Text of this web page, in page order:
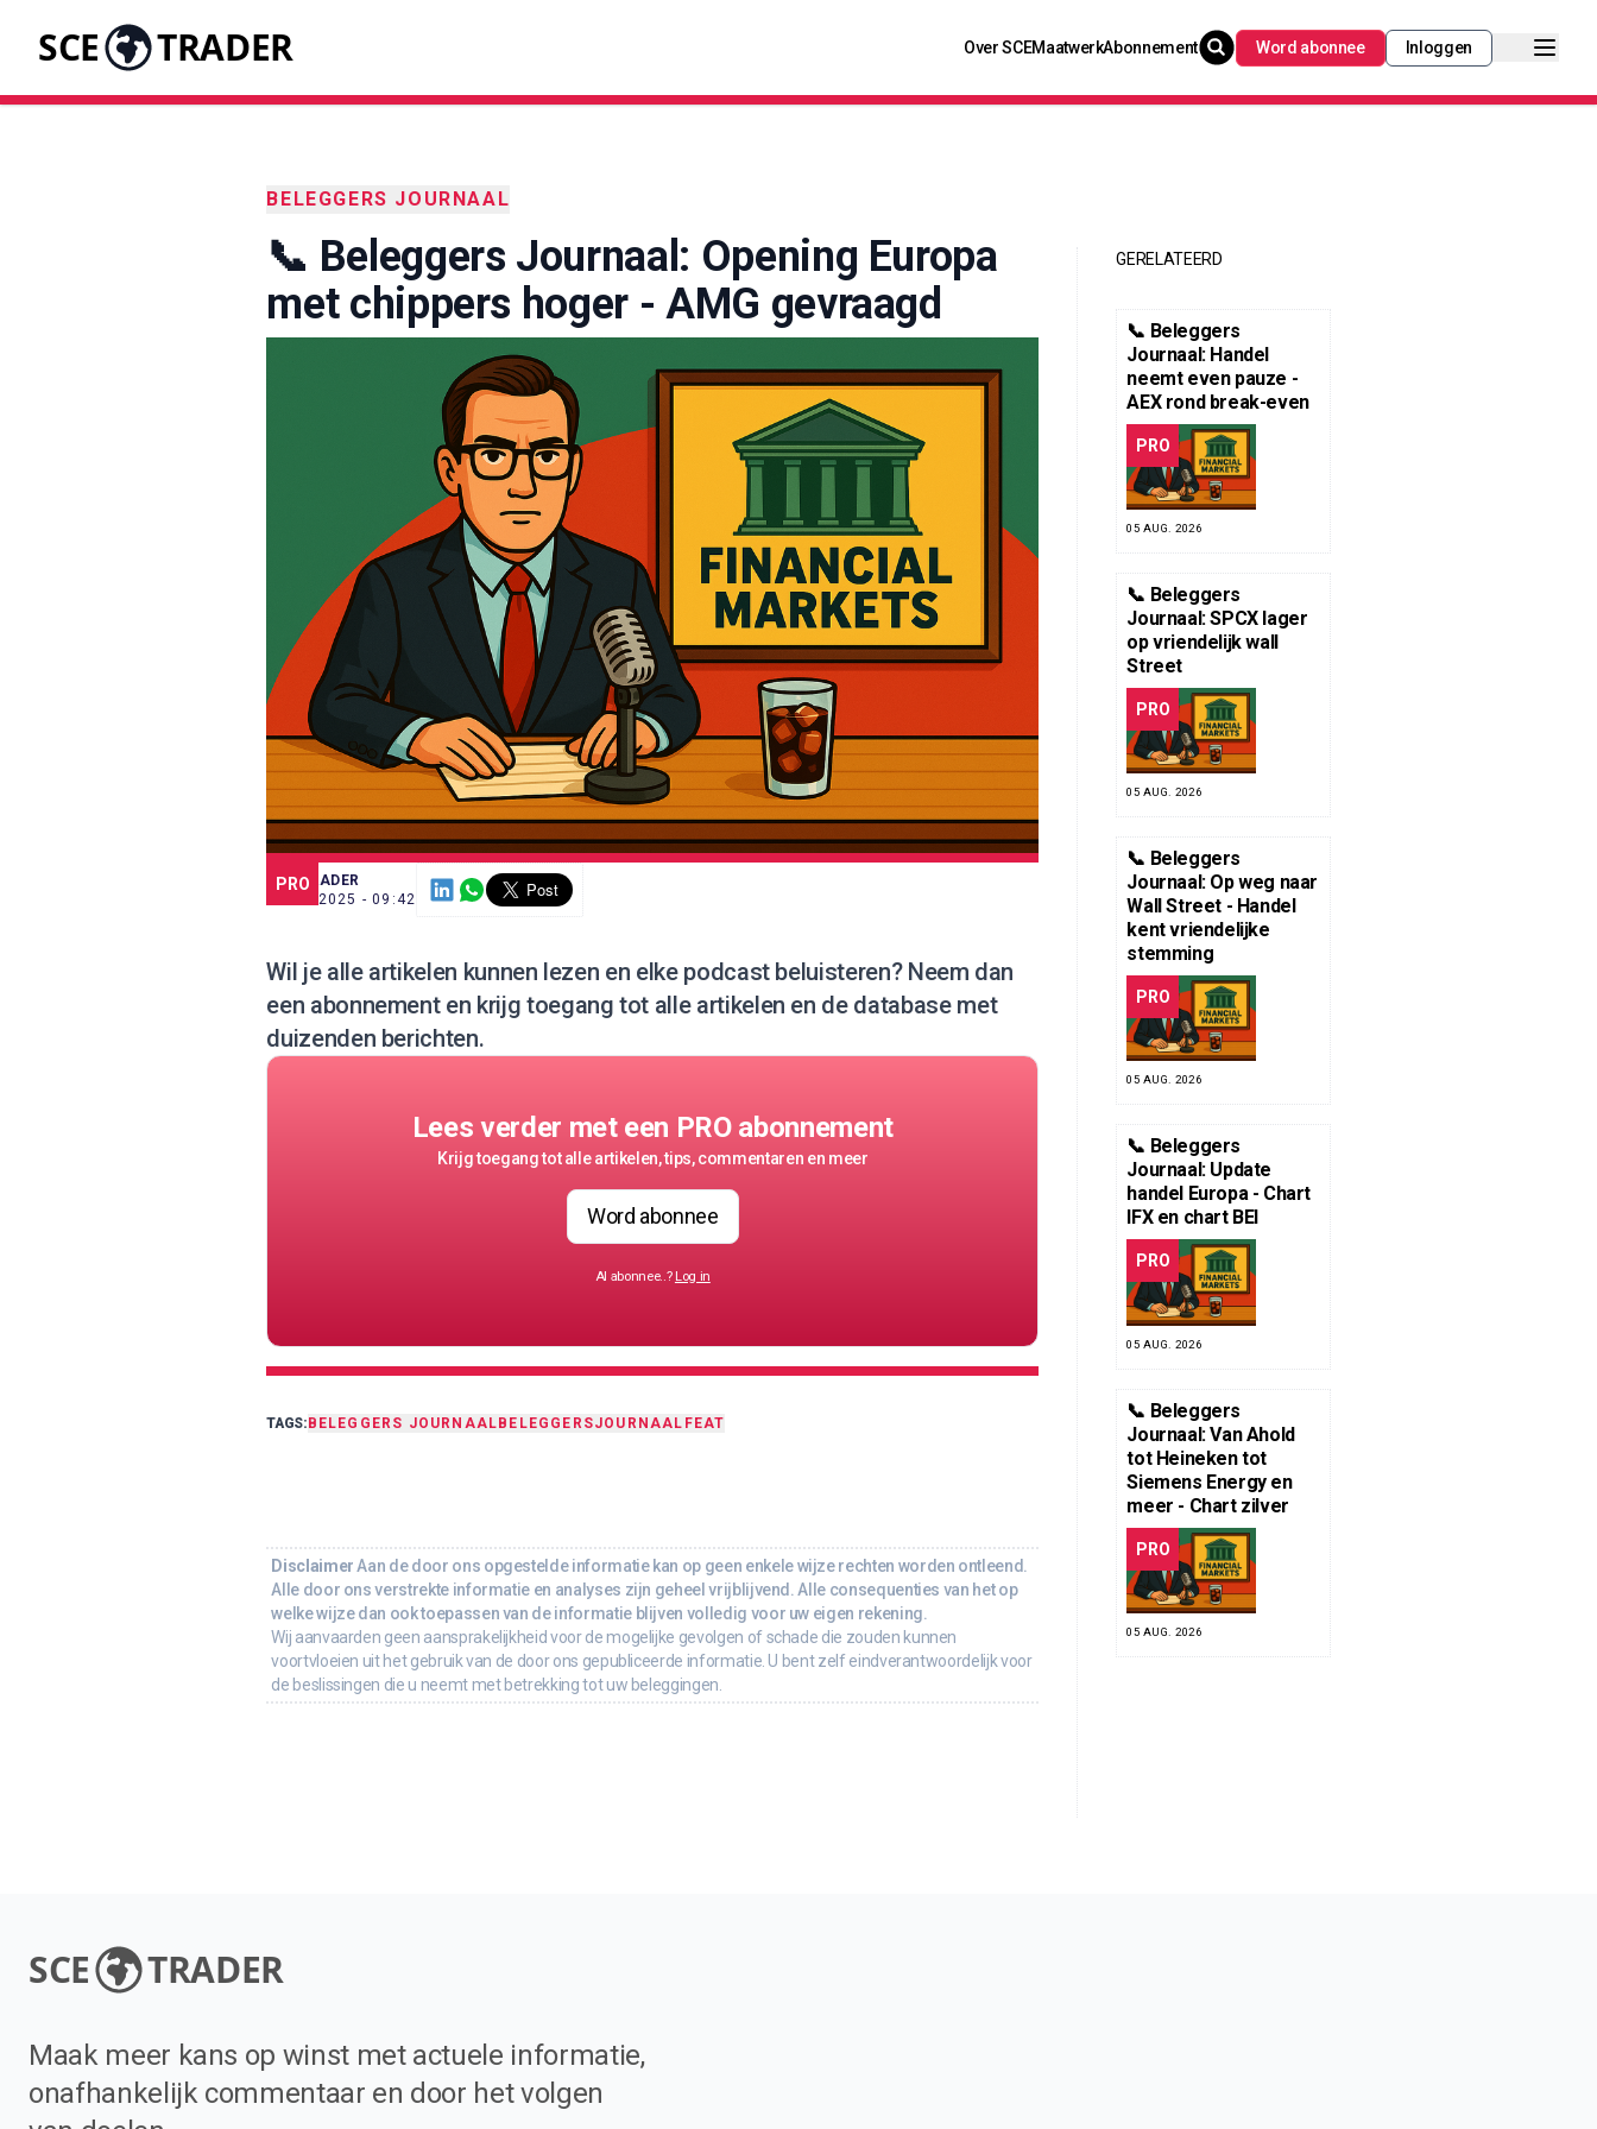
SCE TRADER Over SCEMaatwerkAbonnement Word abonnee Inloggen
BELEGGERS JOURNAAL
📞 Beleggers Journaal: Opening Europa
met chippers hoger - AMG gevraagd
PRO
SCE TRADER
3 SEP. 2025 - 09:42
Wil je alle artikelen kunnen lezen en elke podcast beluisteren? Neem dan
een abonnementen krijg toegang tot alle artikelen en de database met
duizenden berichten.
Lees verder met een PRO abonnement
Krijg toegang tot alle artikelen, tips, commentaren en meer
Word abonnee
Al abonnee..? Log in
TAGS:BELEGGERS JOURNAALBELEGGERSJOURNAAL FEAT
Disclaimer Aan de door ons opgestelde informatie kan op geen enkele wijze rechten worden ontleend.
Alle door ons verstrekte informatie en analyses zijn geheel vrijblijvend. Alle consequenties van het op
welke wijze dan ook toepassen van de informatie blijven volledig voor uw eigen rekening.
Wij aanvaarden geen aansprakelijkheid voor de mogelijke gevolgen of schade die zouden kunnen
voortvloeien uit het gebruik van de door ons gepubliceerde informatie. U bent zelf eindverantwoordelijk voor
de beslissingen die u neemt met betrekking tot uw beleggingen.
GERELATEERD
📞 Beleggers
Journaal: Handel
neemt even pauze -
AEX rond break-even
PRO
05 AUG. 2026
📞 Beleggers
Journaal: SPCX lager
op vriendelijk wall
Street
PRO
05 AUG. 2026
📞 Beleggers
Journaal: Op weg naar
Wall Street - Handel
kent vriendelijke
stemming
PRO
05 AUG. 2026
📞 Beleggers
Journaal: Update
handel Europa - Chart
IFX en chart BEI
PRO
05 AUG. 2026
📞 Beleggers
Journaal: Van Ahold
tot Heineken tot
Siemens Energy en
meer - Chart zilver
PRO
05 AUG. 2026
SCE TRADER
Maak meer kans op winst met actuele informatie,
onafhankelijk commentaar en door het volgen